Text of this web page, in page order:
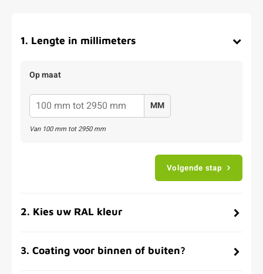
1. Lengte in millimeters
Op maat
MM
Van 100mm tot2950mm
Volgende stap
2. Kies uw RAL kleur
3. Coating voor binnen of buiten?